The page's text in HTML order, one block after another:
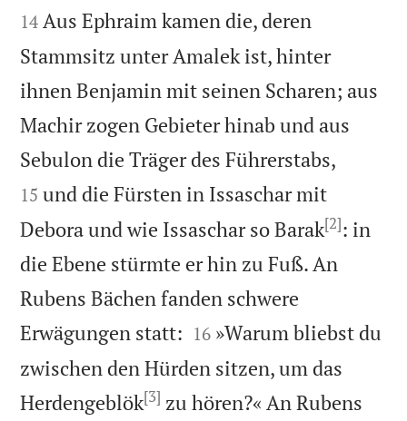
14 Aus Ephraim kamen die, deren
Stammsitz unter Amalek ist, hinter
ihnen Benjamin mit seinen Scharen; aus
Machir zogen Gebieter hinab und aus
Sebulon die Träger des Führerstabs,
15 und die Fürsten in Issaschar mit
Debora und wie Issaschar so Barak[2]: in
die Ebene stürmte er hin zu Fuß. An
Rubens Bächen fanden schwere
Erwägungen statt: 

16 »Warum bliebst du
zwischen den Hürden sitzen, um das
Herdengeblök[3] zu hören?« An Rubens